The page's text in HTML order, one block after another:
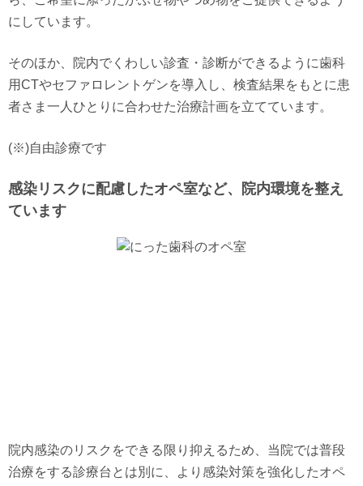
にしています。
そのほか、院内でくわしい診査・診断ができるように歯科
用CTやセファロレントゲンを導入し、検査結果をもとに患
者さま一人ひとりに合わせた治療計画を立てています。
(※)自由診療です
感染リスクに配慮したオペ室など、院内環境を整え
ています
院内感染のリスクをできる限り抑えるため、当院では普段
治療をする診療台とは別に、より感染対策を強化したオペ